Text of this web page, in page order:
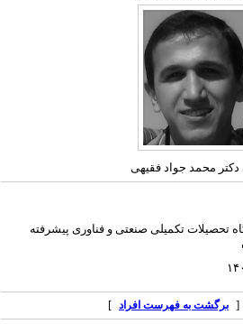
محمد جواد فقیهی
تحصیلات تکمیلی صنعتی و فناوری پیشرفته
برگشت به فهرست افراد ]